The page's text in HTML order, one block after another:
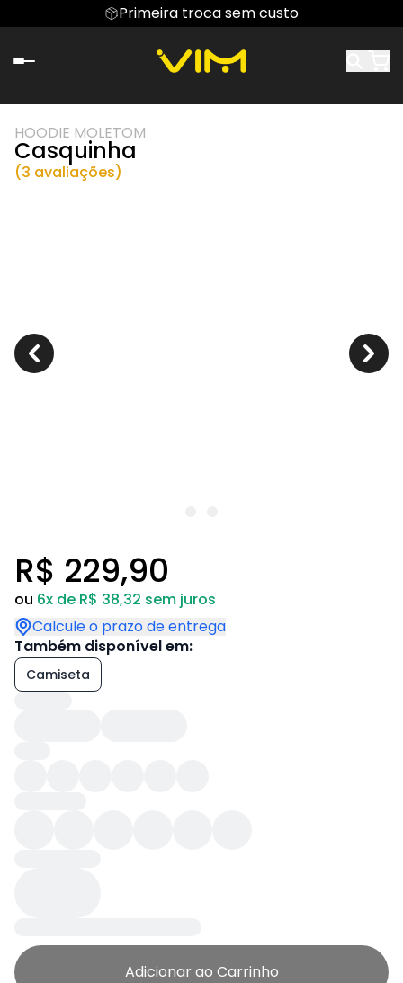
Primeira troca sem custo
HOODIE MOLETOM
Casquinha
(3 avaliações)
R$ 229,90
ou 6x de R$ 38,32 sem juros
Calcule o prazo de entrega
Também disponível em:
Camiseta
Adicionar ao Carrinho